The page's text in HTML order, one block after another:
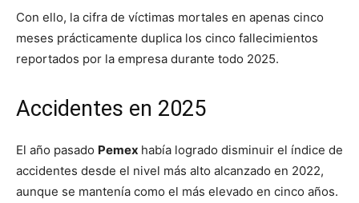
Con ello, la cifra de víctimas mortales en apenas cinco
meses prácticamente duplica los cinco fallecimientos
reportados por la empresa durante todo 2025.
Accidentes en 2025
El año pasado Pemex había logrado disminuir el índice de
accidentes desde el nivel más alto alcanzado en 2022,
aunque se mantenía como el más elevado en cinco años.